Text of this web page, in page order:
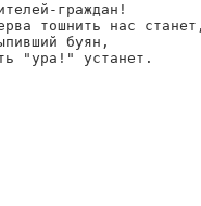
граждан!
тошнить нас
буян,
"ура!" устанет.